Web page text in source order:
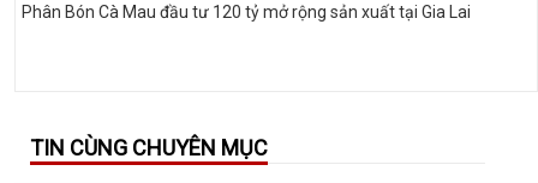
Phân Bón Cà Mau đầu tư 120 tỷ mở rộng sản xuất tại Gia Lai
TIN CÙNG CHUYÊN MỤC